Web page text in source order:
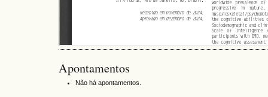
Apontamentos
Não há apontamentos.